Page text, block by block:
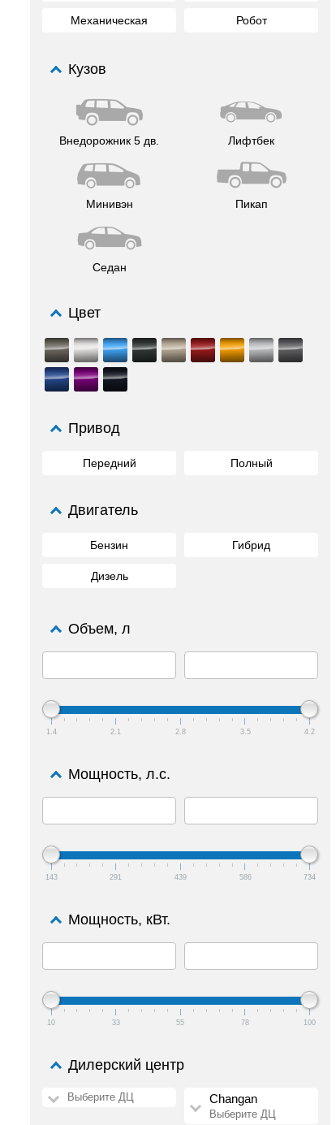
Дилерский центр
Выберите ДЦ Changan
Выберите ДЦ
Механическая Робот
Кузов
Внедорожник 5 дв. Лифтбек
Минивэн Пикап
Седан
Цвет
Привод
Передний Полный
Двигатель
Бензин Гибрид
Дизель
Объем, л
1.4 2.1 2.8 3.5 4.2
Мощность, л.с.
143 291 439 586 734
Мощность, кВт.
10 33 55 78 100